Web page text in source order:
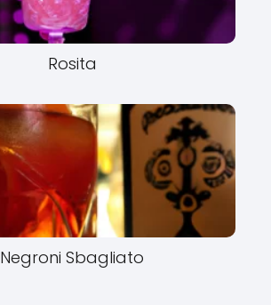
Rosita
Negroni Sbagliato